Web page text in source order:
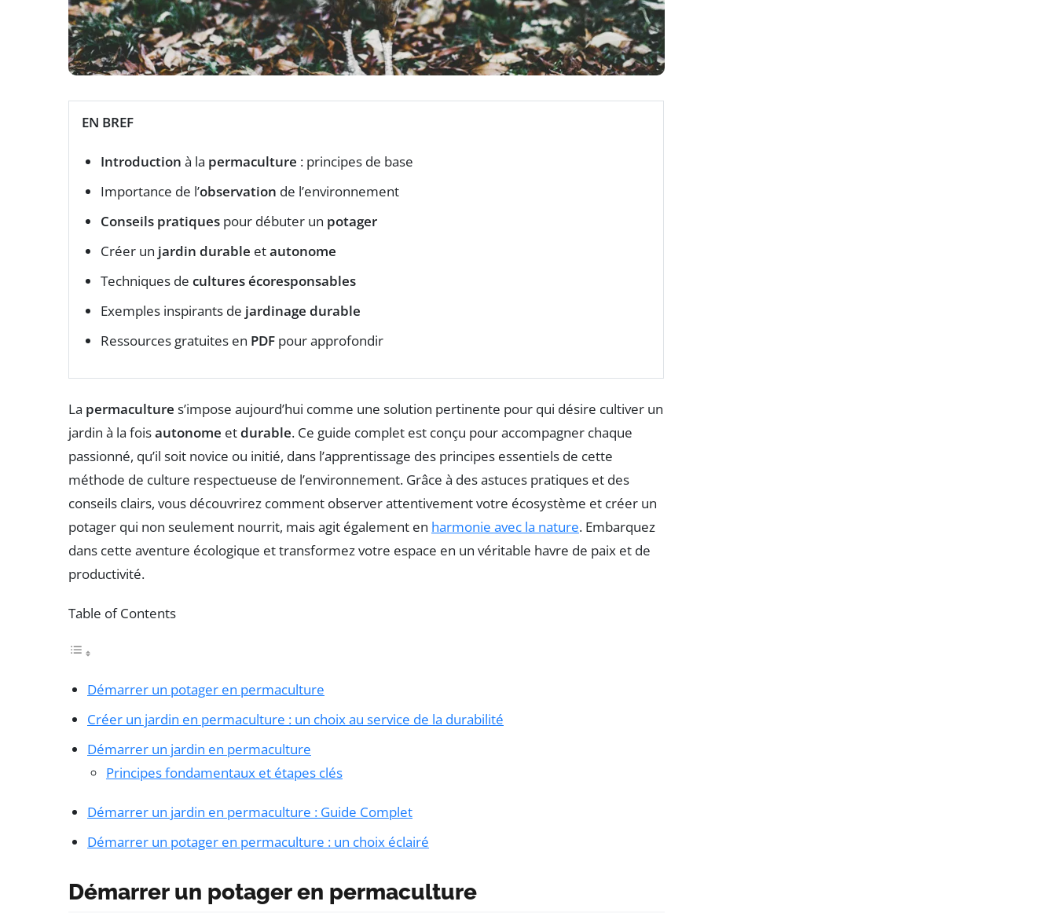
EN BREF
Introduction à la permaculture : principes de base
Importance de l’observation de l’environnement
Conseils pratiques pour débuter un potager
Créer un jardin durable etautonome
Techniques de cultures écoresponsables
Exemples inspirants de jardinage durable
Ressources gratuites en PDF pour approfondir
La permaculture s’impose aujourd’hui comme une solution pertinente pour qui désire cultiver un
jardin à la foisautonome etdurable. Ce guide complet est conçu pour accompagner chaque
passionné, qu’il soit novice ou initié, dans l’apprentissage des principes essentiels de cette
méthode de culture respectueuse de l’environnement. Grâce à des astuces pratiques et des
conseils clairs, vous découvrirez comment observer attentivement votre écosystème et créer un
potager qui non seulement nourrit, mais agit également en harmonie avec la nature. Embarquez
dans cette aventure écologique et transformez votre espace en un véritable havre de paix et de
productivité.
Table of Contents
Démarrer un potager en permaculture
Créer un jardin en permaculture : un choix au service de la durabilité
Démarrer un jardin en permaculture
Principes fondamentaux et étapes clés
Démarrer un jardin en permaculture : Guide Complet
Démarrer un potager en permaculture : un choix éclairé
Démarrer un potager en permaculture